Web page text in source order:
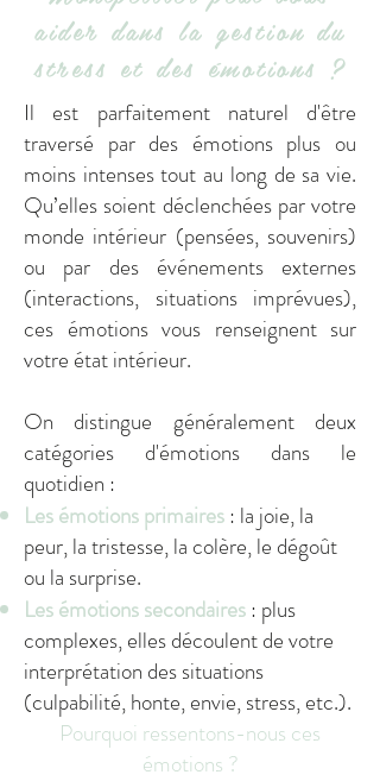
aider dans la gestion du
stress et des émotions ?
Il est parfaitement naturel d'être
traversé par des émotions plus ou
moins intenses tout au long de sa vie.
Qu’elles soient déclenchées par votre
monde intérieur (pensées, souvenirs)
ou par des événements externes
(interactions, situations imprévues),
ces émotions vous renseignent sur
votre état intérieur.
On distingue généralement deux
catégories d'émotions dans le
quotidien :
Les émotions primaires: la joie, la
peur, la tristesse, la colère, le dégoût
ou la surprise.
Les émotions secondaires: plus
complexes, elles découlent de votre
interprétation des situations
(culpabilité, honte, envie, stress, etc.).
Pourquoi ressentons-nous ces
émotions ?